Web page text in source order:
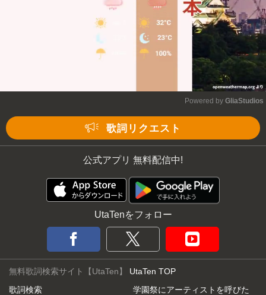
Powered by GliaStudios
歌詞リクエスト
公式アプリ 無料配信中!
UtaTenをフォロー
無料歌詞検索サイト【UtaTen】 UtaTen TOP
歌詞検索
学園祭にアーティストを呼びた